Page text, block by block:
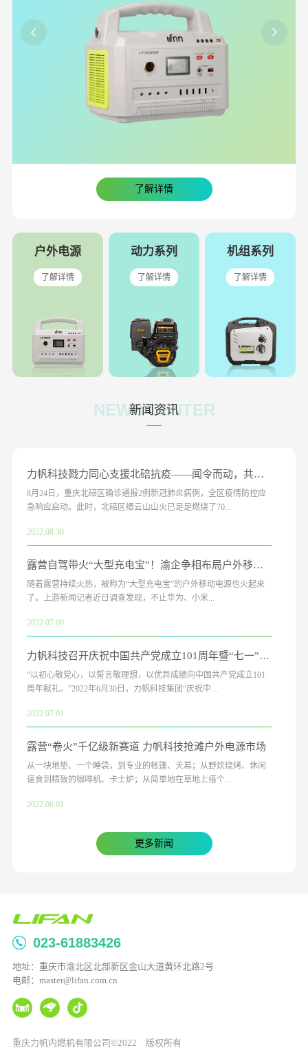
了解详情
户外电源
了解详情
动力系列
了解详情
机组系列
了解详情
新闻资讯
NEWS CENTER
力帆科技戮力同心支援北碚抗疫——闻令而动，共克时艰！
8月24日，重庆北碚区确诊通报2例新冠肺炎病例，全区疫情防控应
急响应启动。此时，北碚区缙云山山火已足足燃烧了70...
2022.08.30
露营自驾带火“大型充电宝”！渝企争相布局户外移动电源
随着露营持续火热，被称为“大型充电宝”的户外移动电源也火起来
了。上游新闻记者近日调查发现，不止华为、小米...
2022.07.09
力帆科技召开庆祝中国共产党成立101周年暨“七一”表彰大会
“以初心敬党心，以誓言敬理想，以优异成绩向中国共产党成立101
周年献礼。”2022年6月30日，力帆科技集团“庆祝中...
2022.07.01
露营“卷火”千亿级新赛道 力帆科技抢滩户外电源市场
从一块地垫、一个睡袋，到专业的帐篷、天幕；从野炊烧烤、休闲
速食到精致的咖啡机、卡士炉；从简单地在草地上搭个...
2022.06.01
更多新闻
023-61883426
地址：重庆市渝北区北部新区金山大道黄环北路2号
电邮：master@lifan.com.cn
重庆力帆内燃机有限公司©2022 版权所有